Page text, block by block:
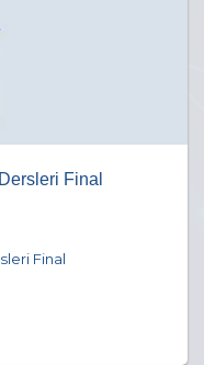
Final
Final